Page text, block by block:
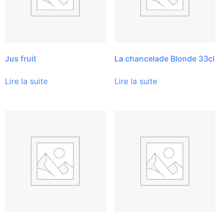
Jus fruit
Lire la suite
La chancelade Blonde 33cl
Lire la suite